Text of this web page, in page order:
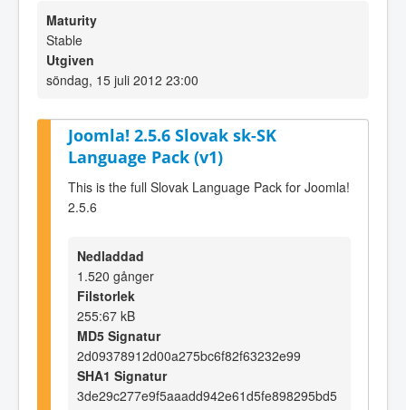
Maturity
Stable
Utgiven
söndag, 15 juli 2012 23:00
Joomla! 2.5.6 Slovak sk-SK
Language Pack (v1)
This is the full Slovak Language Pack for Joomla!
2.5.6
Nedladdad
1.520 gånger
Filstorlek
255:67 kB
MD5 Signatur
2d09378912d00a275bc6f82f63232e99
SHA1 Signatur
3de29c277e9f5aaadd942e61d5fe898295bd5